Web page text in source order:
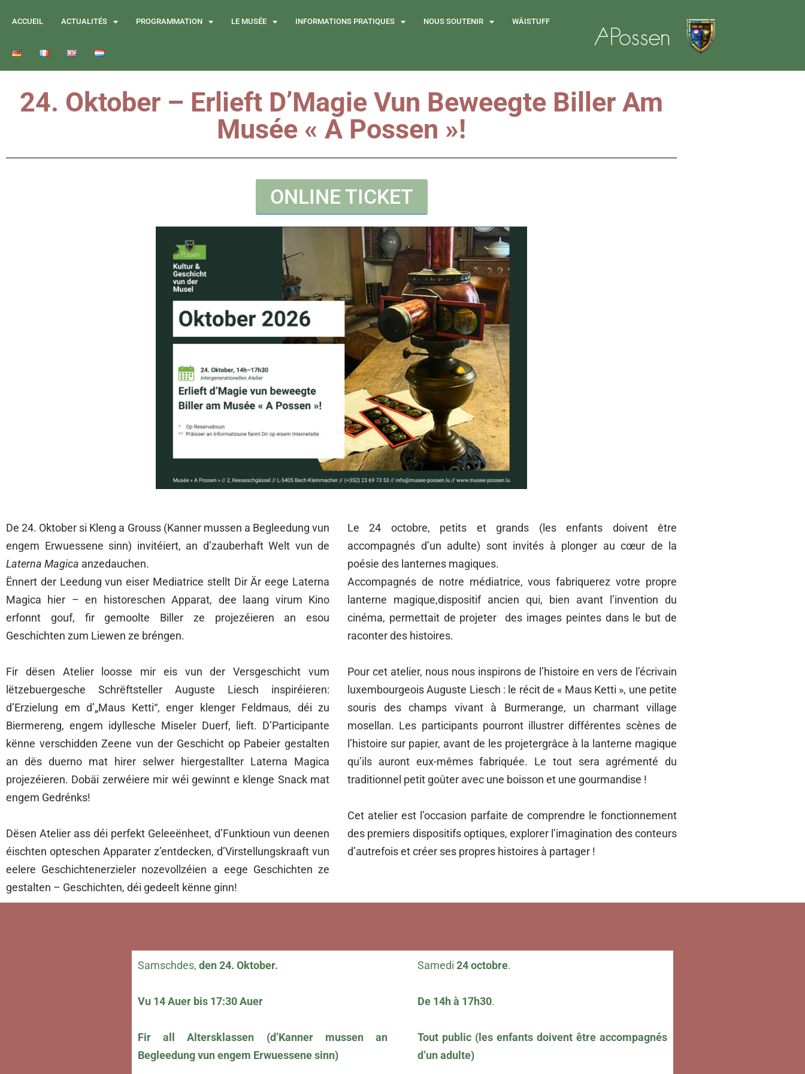
ACCUEIL ACTUALITÉS PROGRAMMATION LE MUSÉE INFORMATIONS PRATIQUES NOUS SOUTENIR WÄISTUFF
24. Oktober – Erlieft D’Magie Vun Beweegte Biller Am
Musée « A Possen »!
ONLINE TICKET
De 24. Oktober si Kleng a Grouss (Kanner mussen a Begleedung vun
engem Erwuessene sinn) invitéiert, an d’zauberhaft Welt vun de
Laterna Magica anzedauchen.
Ënnert der Leedung vun eiser Mediatrice stellt Dir Är eege Laterna
Magica hier – en historeschen Apparat, dee laang virum Kino
erfonnt gouf, fir gemoolte Biller ze projezéieren an esou
Geschichten zum Liewen ze bréngen.
Fir dësen Atelier loosse mir eis vun der Versgeschicht vum
lëtzebuergesche Schrëftsteller Auguste Liesch inspiréieren:
d’Erzielung em d’„Maus Ketti“, enger klenger Feldmaus, déi zu
Biermereng, engem idyllesche Miseler Duerf, lieft. D’Participante
kënne verschidden Zeene vun der Geschicht op Pabeier gestalten
an dës duerno mat hirer selwer hiergestallter Laterna Magica
projezéieren. Dobäi zerwéiere mir wéi gewinnt e klenge Snack mat
engem Gedrénks!
Dësen Atelier ass déi perfekt Geleeënheet, d’Funktioun vun deenen
éischten opteschen Apparater z’entdecken, d’Virstellungskraaft vun
eelere Geschichtenerzieler nozevollzéien a eege Geschichten ze
gestalten – Geschichten, déi gedeelt kënne ginn!
Le 24 octobre, petits et grands (les enfants doivent être
accompagnés d’un adulte) sont invités à plonger au cœur de la
poésie des lanternes magiques.
Accompagnés de notre médiatrice, vous fabriquerez votre propre
lanterne magique,dispositif ancien qui, bien avant l’invention du
cinéma, permettait de projeter des images peintes dans le but de
raconter des histoires.
Pour cet atelier, nous nous inspirons de l’histoire en vers de l’écrivain
luxembourgeois Auguste Liesch : le récit de « Maus Ketti », une petite
souris des champs vivant à Burmerange, un charmant village
mosellan. Les participants pourront illustrer différentes scènes de
l’histoire sur papier, avant de les projetergrâce à la lanterne magique
qu’ils auront eux-mêmes fabriquée. Le tout sera agrémenté du
traditionnel petit goûter avec une boisson et une gourmandise !
Cet atelier est l’occasion parfaite de comprendre le fonctionnement
des premiers dispositifs optiques, explorer l’imagination des conteurs
d’autrefois et créer ses propres histoires à partager !
Samschdes, den 24. Oktober.
Vu 14 Auer bis 17:30 Auer
Fir all Altersklassen (d’Kanner mussen an
Begleedung vun engem Erwuessene sinn)
Samedi 24 octobre.
De 14h à 17h30.
Tout public (les enfants doivent être accompagnés
d’un adulte)